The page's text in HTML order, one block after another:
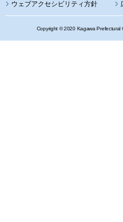
ウェブアクセシビリティ方針
Copyright © 2020 Kagawa Prefectural